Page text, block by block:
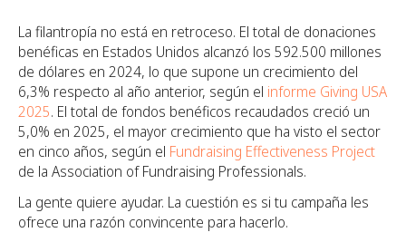
La filantropía no está en retroceso. El total de donaciones
benéficas en Estados Unidos alcanzó los 592.500 millones
de dólares en 2024, lo que supone un crecimiento del
6,3% respecto al año anterior, según el informe Giving USA
2025. El total de fondos benéficos recaudados creció un
5,0% en 2025, el mayor crecimiento que ha visto el sector
en cinco años, según el Fundraising Effectiveness Project
de la Association of Fundraising Professionals.
La gente quiere ayudar. La cuestión es si tu campaña les
ofrece una razón convincente para hacerlo.